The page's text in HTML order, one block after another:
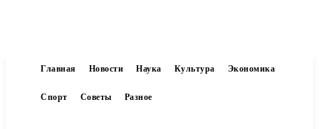
Главная Новости Наука Культура Экономика
Спорт Советы Разное